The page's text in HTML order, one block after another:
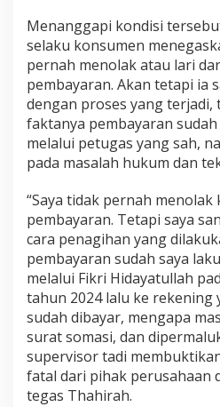
Menanggapi kondisi
selaku konsumen
pernah menolak atau lari
pembayaran. Akan tetapi ia
dengan proses yang terjadi,
faktanya pembayaran
melalui petugas yang sah,
pada masalah hukum dan
“Saya tidak pernah menolak
pembayaran. Tetapi saya
cara penagihan yang
pembayaran sudah saya
melalui Fikri Hidayatullah
tahun 2024 lalu ke rekening
sudah dibayar, mengapa
surat somasi, dan
supervisor tadi
fatal dari pihak perusahaan
tegas Thahirah.